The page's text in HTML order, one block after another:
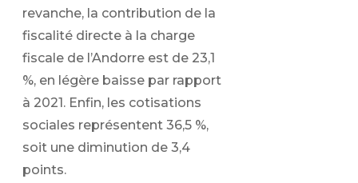
revanche, la contribution de la
fiscalité directe à la charge
fiscale de l’Andorre est de 23,1
%, en légère baisse par rapport
à 2021. Enfin, les cotisations
sociales représentent 36,5 %,
soit une diminution de 3,4
points.